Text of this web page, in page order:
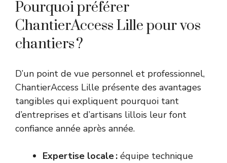
Pourquoi préférer
ChantierAccess Lille pour vos
chantiers ?
D’un point de vue personnel et professionnel,
ChantierAccess Lille présente des avantages
tangibles qui expliquent pourquoi tant
d’entreprises et d’artisans lillois leur font
confiance année après année.
Expertise locale : équipe technique